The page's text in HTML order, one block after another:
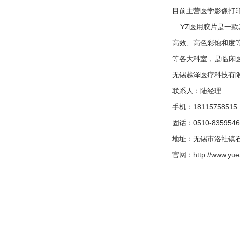
目前主营医学影像打
YZ医用胶片是一款
高效、高色彩饱和度
等各大科室，是临床
无锡越泽医疗科技有
联系人：陆经理
手机：18115758515
固话：0510-
地址： 无锡市洛社镇
官网：http://